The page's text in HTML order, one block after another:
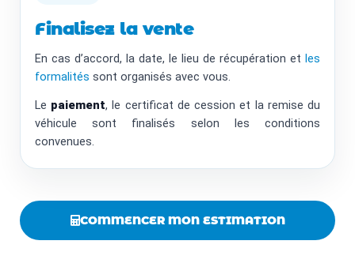
Finalisez la vente
En cas d’accord, la date, le lieu de récupération et les
formalités sont organisés avec vous.
Le paiement, le certificat de cession et la remise du
véhicule sont finalisés selon les conditions
convenues.
COMMENCER MON ESTIMATION